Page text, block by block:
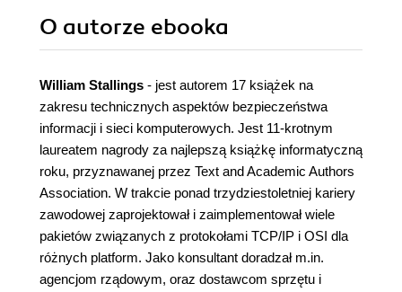
O autorze ebooka
William Stallings - jest autorem 17 książek na
zakresu technicznych aspektów bezpieczeństwa
informacji i sieci komputerowych. Jest 11-krotnym
laureatem nagrody za najlepszą książkę informatyczną
roku, przyznawanej przez Text and Academic Authors
Association. W trakcie ponad trzydziestoletniej kariery
zawodowej zaprojektował i zaimplementował wiele
pakietów związanych z protokołami TCP/IP i OSI dla
różnych platform. Jako konsultant doradzał m.in.
agencjom rządowym, oraz dostawcom sprzętu i